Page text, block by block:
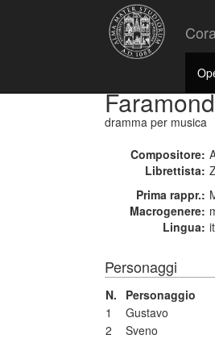
dramma per musica
Compositore:
Librettista:
Prima rappr.:
Macrogenere:
Lingua:
Personaggi
N. Personaggio
1
Gustavo
2
Sveno